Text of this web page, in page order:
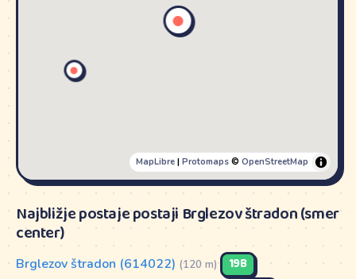
MapLibre| Protomaps© OpenStreetMap
Najbližje postaje postaji Brglezov štradon (smer
center)
Brglezov štradon (614022) (120 m) 19B